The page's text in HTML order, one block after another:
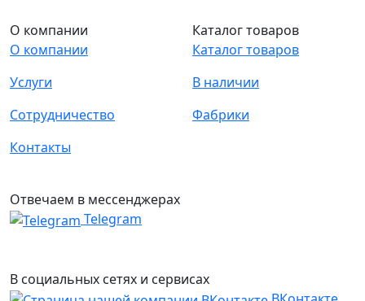
О компании
О компании
Услуги
Сотрудничество
Контакты
Каталог товаров
Каталог товаров
В наличии
Фабрики
Отвечаем в мессенджерах
Telegram
В социальных сетях и сервисах